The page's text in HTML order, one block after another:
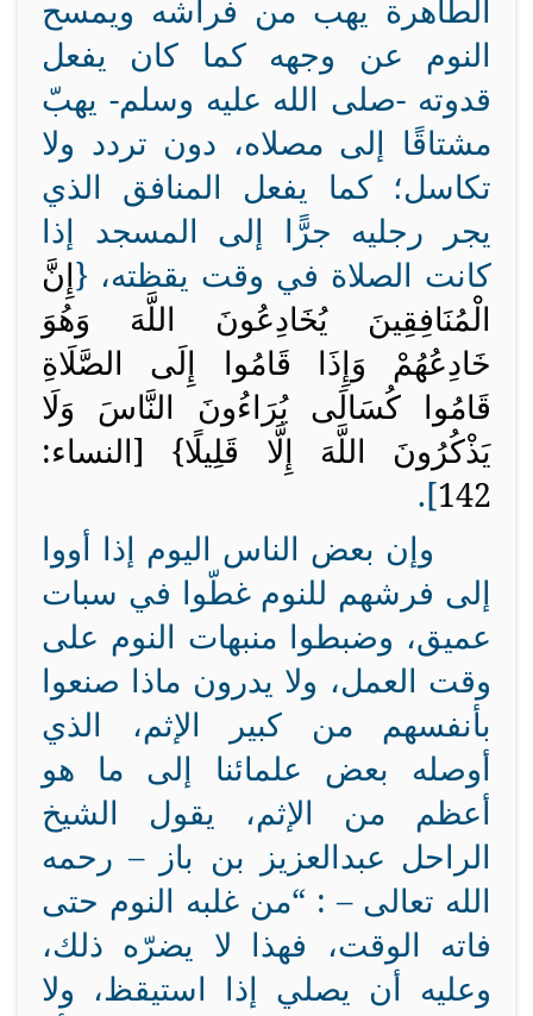
الطاهرة يهب من فراشه ويمسح
النوم عن وجهه كما كان يفعل
قدوته -صلى الله عليه وسلم- يهبّ
مشتاقًا إلى مصلاه، دون تردد ولا
تكاسل؛ كما يفعل المنافق الذي
يجر رجليه جرًّا إلى المسجد إذا
كانت الصلاة في وقت يقظته، {إِنَّ
الْمُنَافِقِينَ يُخَادِعُونَ اللَّهَ وَهُوَ
خَادِعُهُمْ وَإِذَا قَامُوا إِلَى الصَّلَاةِ
قَامُوا كُسَالَى يُرَاءُونَ النَّاسَ وَلَا
يَذْكُرُونَ اللَّهَ إِلَّا قَلِيلًا} [النساء:
142
].
وإن بعض الناس اليوم إذا أووا
إلى فرشهم للنوم غطّوا في سبات
عميق، وضبطوا منبهات النوم على
وقت العمل، ولا يدرون ماذا صنعوا
بأنفسهم من كبير الإثم، الذي
أوصله بعض علمائنا إلى ما هو
أعظم من الإثم، يقول الشيخ
الراحل عبدالعزيز بن باز – رحمه
الله تعالى – : “من غلبه النوم حتى
فاته الوقت، فهذا لا يضرّه ذلك،
وعليه أن يصلي إذا استيقظ، ولا